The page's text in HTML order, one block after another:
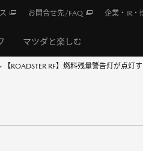
マツダと楽しむ
お問合せ先/FAQ 企業・IR・
【ROADSTER RF】燃料残量警告灯が点灯